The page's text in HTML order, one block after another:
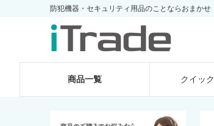
防犯機器・セキュリティ用品のことならおまかせ
商品一覧 クイック